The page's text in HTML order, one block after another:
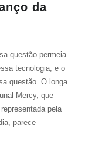
da
questão permeia
tecnologia, e o
questão. O longa
Mercy, que
pela
parece